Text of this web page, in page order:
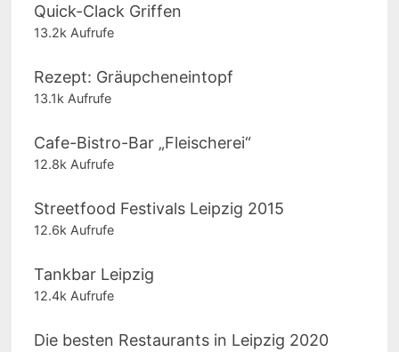
Quick-Clack Griffen
13.2k Aufrufe
Rezept: Gräupcheneintopf
13.1k Aufrufe
Cafe-Bistro-Bar „Fleischerei“
12.8k Aufrufe
Streetfood Festivals Leipzig 2015
12.6k Aufrufe
Tankbar Leipzig
12.4k Aufrufe
Die besten Restaurants in Leipzig 2020